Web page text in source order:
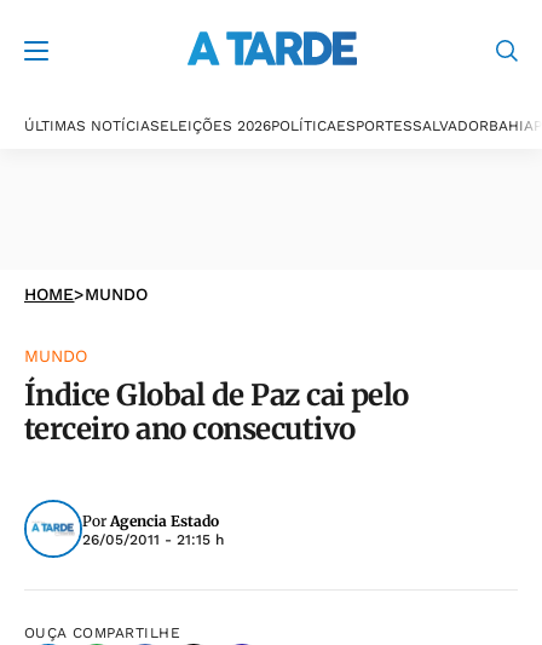
ÚLTIMAS NOTÍCIASELEIÇÕES 2026POLÍTICAESPORTESSALVADORBAHIA
HOME>MUNDO
MUNDO
Índice Global de Paz cai pelo
terceiro ano consecutivo
PorAgencia Estado
26/05/2011 - 21:15 h
OUÇA COMPARTILHE